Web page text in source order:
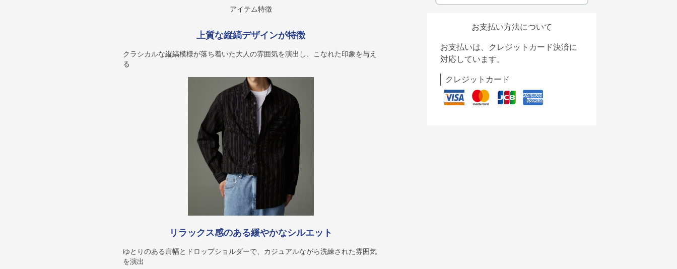
アイテム特徴
上質な縦縞デザインが特徴
クラシカルな縦縞模様が落ち着いた大人の雰囲気を演出し、こなれた印象を与え
る
リラックス感のある緩やかなシルエット
ゆとりのある肩幅とドロップショルダーで、カジュアルながら洗練された雰囲気
を演出
お支払い方法について
お支払いは、クレジットカード決済に
対応しています。
クレジットカード